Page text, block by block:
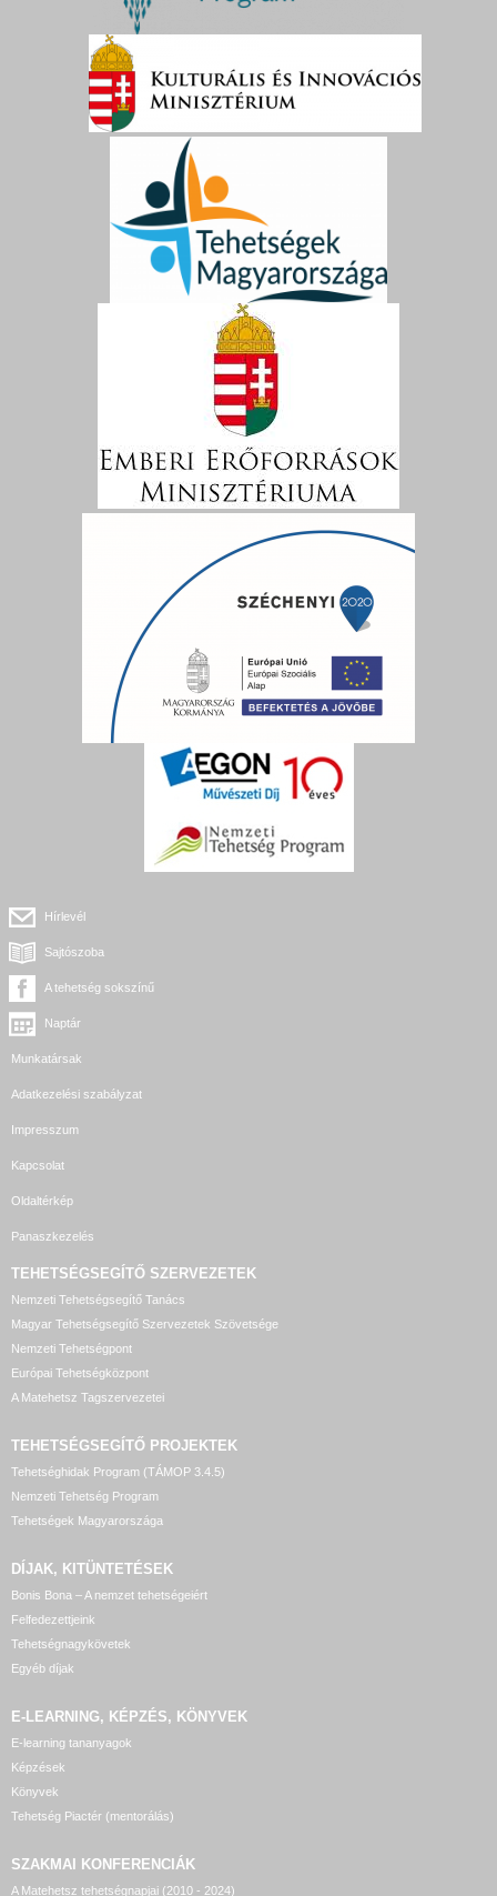
Hírlevél
Sajtószoba
A tehetség sokszínű
Naptár
Munkatársak
Adatkezelési szabályzat
Impresszum
Kapcsolat
Oldaltérkép
Panaszkezelés
TEHETSÉGSEGÍTŐ SZERVEZETEK
Nemzeti Tehetségsegítő Tanács
Magyar Tehetségsegítő Szervezetek Szövetsége
Nemzeti Tehetségpont
Európai Tehetségközpont
A Matehetsz Tagszervezetei
TEHETSÉGSEGÍTŐ PROJEKTEK
Tehetséghidak Program (TÁMOP 3.4.5)
Nemzeti Tehetség Program
Tehetségek Magyarországa
DÍJAK, KITÜNTETÉSEK
Bonis Bona – A nemzet tehetségeiért
Felfedezettjeink
Tehetségnagykövetek
Egyéb díjak
E-LEARNING, KÉPZÉS, KÖNYVEK
E-learning tananyagok
Képzések
Könyvek
Tehetség Piactér (mentorálás)
SZAKMAI KONFERENCIÁK
A Matehetsz tehetségnapjai (2010 - 2024)